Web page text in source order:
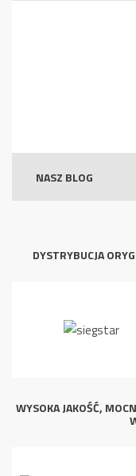
NASZ BLOG
DYSTRYBUCJA
WYSOKA JAKOŚĆ,